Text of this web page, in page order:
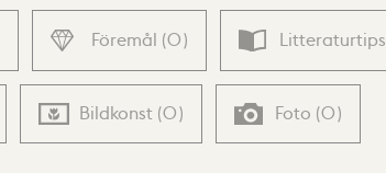
Föremål (0) Litteraturtips
Bildkonst (0) Foto (0)